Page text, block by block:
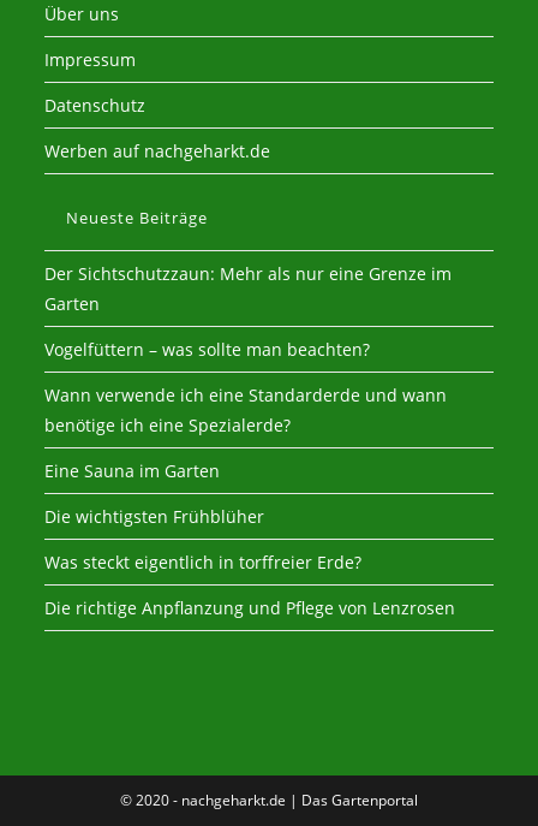
Über uns
Impressum
Datenschutz
Werben auf nachgeharkt.de
Neueste Beiträge
Der Sichtschutzzaun: Mehr als nur eine Grenze im
Garten
Vogelfüttern – was sollte man beachten?
Wann verwende ich eine Standarderde und wann
benötige ich eine Spezialerde?
Eine Sauna im Garten
Die wichtigsten Frühblüher
Was steckt eigentlich in torffreier Erde?
Die richtige Anpflanzung und Pflege von Lenzrosen
© 2020 - nachgeharkt.de | Das Gartenportal